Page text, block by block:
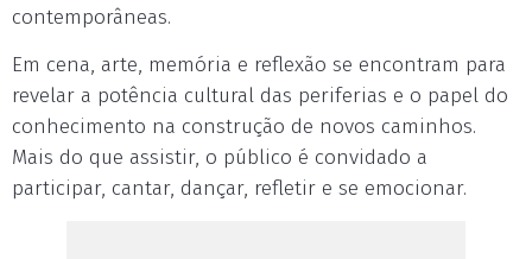
contemporâneas.
Em cena, arte, memória e reflexão se encontram para
revelar a potência cultural das periferias e o papel do
conhecimento na construção de novos caminhos.
Mais do que assistir, o público é convidado a
participar, cantar, dançar, refletir e se emocionar.